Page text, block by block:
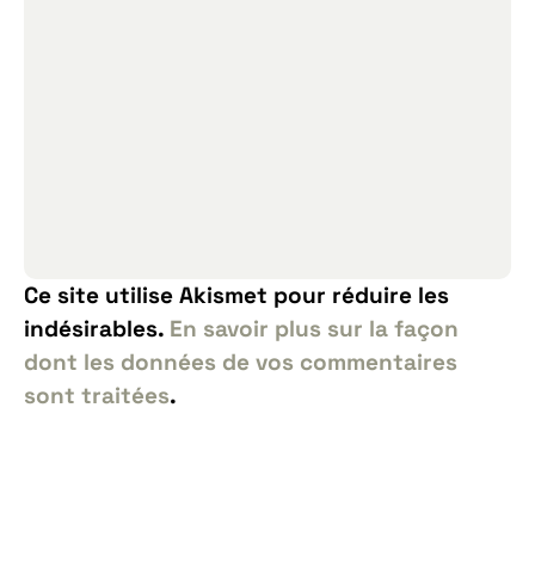
Ce site utilise Akismet pour réduire les
indésirables. En savoir plus sur la façon
dont les données de vos commentaires
sont traitées.